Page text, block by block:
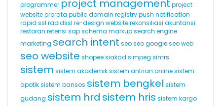
programmer project management project
websiteprorata public domain registrypush notification
rapid ssl rapidssl re-design websiterekonsiliasi akuntansi
restoran retensi sapschema markupsearch engine
marketing search intent seoseo googleseo web
seo website shopeesiakad simpeg simrs
sistem sistem akademiksistem antrian onlinesistem
apotiksistem bansos sistem bengkel sistem
gudang sistem hrd sistem hris sistem kargo